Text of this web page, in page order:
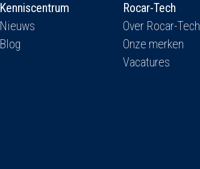
Kenniscentrum
Nieuws
Blog
Rocar-Tech
Over Rocar-Tech
Onze merken
Vacatures